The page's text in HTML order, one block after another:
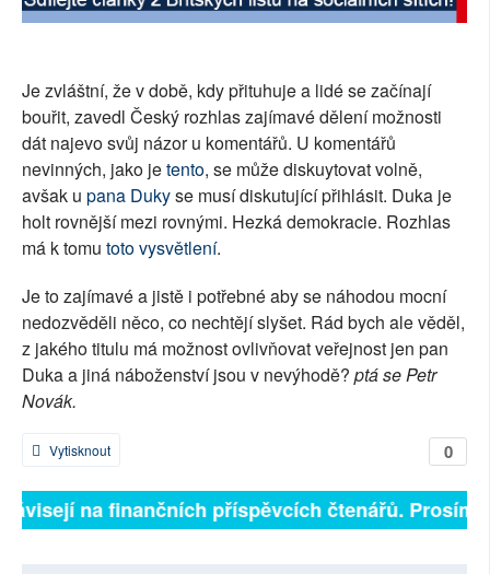
SOCIÁLNÍ SÍTĚ
PLNÁ VERZE STRÁNEK
Je zvláštní, že v době, kdy přituhuje a lidé se začínají
bouřit, zavedl Český rozhlas zajímavé dělení možnosti
dát najevo svůj názor u komentářů. U komentářů
nevinných, jako jetento, se může diskuytovat volně,
avšak u pana Dukyse musí diskutující přihlásit. Duka je
holt rovnější mezi rovnými. Hezká demokracie. Rozhlas
má k tomu toto vysvětlení.
Je to zajímavé a jistě i potřebné aby se náhodou mocní
nedozvěděli něco, co nechtějí slyšet. Rád bych ale věděl,
z jakého titulu má možnost ovlivňovat veřejnost jen pan
Duka a jiná náboženství jsou v nevýhodě? ptá se Petr
Novák.
0
Vytisknout
na finančních příspěvcích čtenářů.